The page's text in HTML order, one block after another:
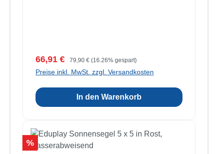
Verkaufspreis:
66,91 € Regulärer Preis:
79,90 € (16.26% gespart)
Preise inkl. MwSt. zzgl. Versandkosten
In den Warenkorb
Rabatt
%